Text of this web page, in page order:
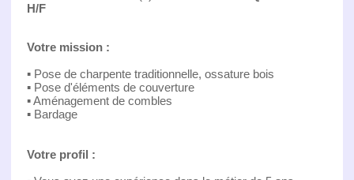
H/F
Votre mission :
▪ Pose de charpente traditionnelle, ossature bois
▪ Pose d'éléments de couverture
▪ Aménagement de combles
▪ Bardage
Votre profil :